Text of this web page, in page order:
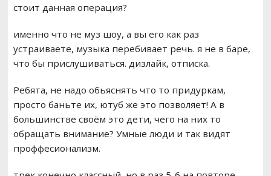
стоит данная операция?
именно что не муз шоу, а вы его как раз
устраиваете, музыка перебивает речь. я не в баре,
что бы прислушиваться. дизлайк, отписка.
Ребята, не надо обьяснять что то придуркам,
просто баньте их, ютуб же это позволяет! А в
большинстве своём это дети, чего на них то
обращать внимание? Умные люди и так видят
проффесионализм.